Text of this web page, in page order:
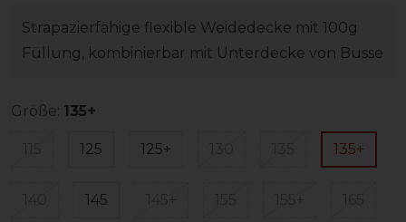
Strapazierfähige flexible Weidedecke mit 100g
Füllung, kombinierbar mit Unterdecke von Busse
Größe: 135+
125 125+ 135+
145